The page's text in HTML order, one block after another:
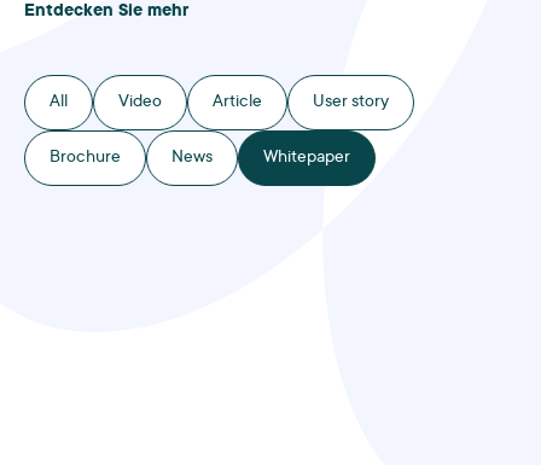
Entdecken Sie mehr
All Video Article User story
Brochure News Whitepaper